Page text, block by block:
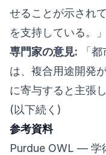
せることが示され
を支持している。」
専門家の意見: 「
は、複合用途開発
に寄与すると主張
(以下続く)
参考資料
Purdue OWL — 学